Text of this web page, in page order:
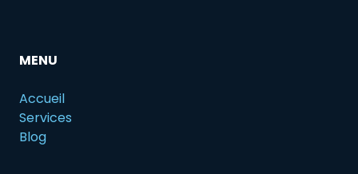
MENU
Accueil
Services
Blog